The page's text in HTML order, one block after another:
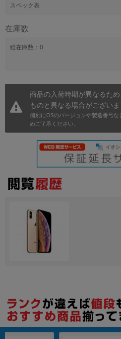
スペック表
在庫数
総在庫数：0
商品の入荷時期が異なるた
ものと異なる場合がございま
個別にOSのバージョンや製造番号
めご了承ください。
年
各項目のチェックボックスは「or検索」となります。
ただし機能別のみ「and検索」となります。